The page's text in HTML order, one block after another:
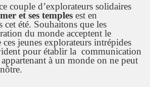
couple d’explorateurs solidaires
et ses temples est en
cet été. Souhaitons que les
du monde acceptent le
jeunes explorateurs intrépides
pour établir la communication
à un monde on ne peut